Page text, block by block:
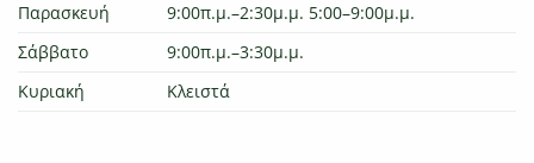
Παρασκευή
9:00π.μ.–2:30μ.μ. 5:00–9:00μ.μ.
Σάββατο
9:00π.μ.–3:30μ.μ.
Κυριακή
Κλειστά